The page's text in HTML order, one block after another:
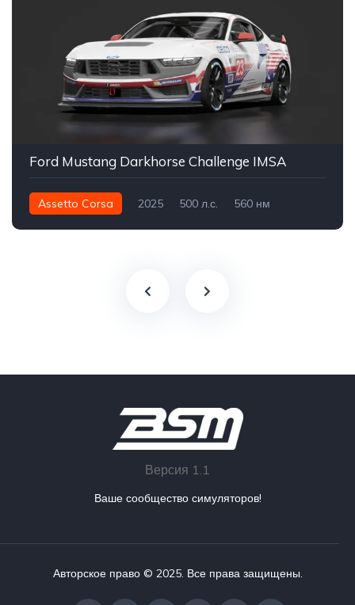
Ford Mustang Darkhorse Challenge IMSA
Assetto Corsa 2025 500 л.с.
560 нм
Версия 1.1
Ваше сообщество симуляторов!
Авторское право © 2025. Все права защищены.